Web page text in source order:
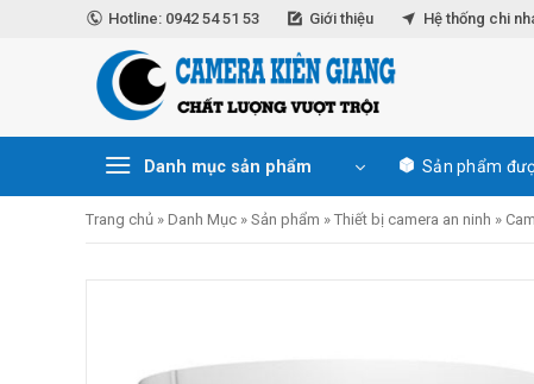
Hotline: 0942 54 51 53 Giới thiệu Hệ thống chi
Danh mục sản phẩm Sản phẩm
Trang chủ » Danh Mục » Sản phẩm » Thiết bị camera an ninh »